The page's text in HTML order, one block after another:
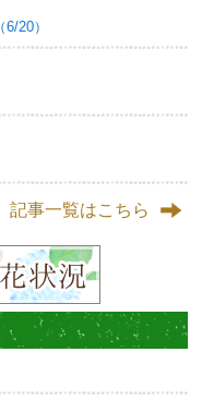
20）
記事一覧はこちら